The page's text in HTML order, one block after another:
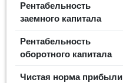
Рентабельность
заемного капитала
Рентабельность
оборотного капитала
Чистая норма прибыли